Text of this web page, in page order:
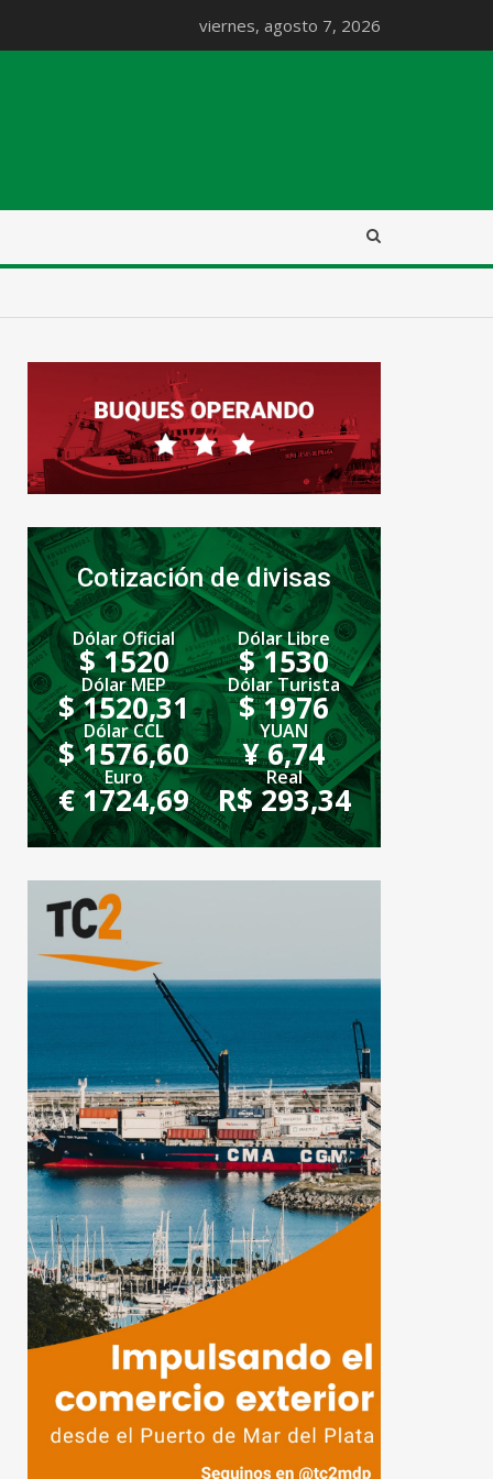
viernes, agosto 7, 2026
Cotización de divisas
Dólar Oficial
$ 1520
Dólar Libre
$ 1530
Dólar MEP
$ 1520,31
Dólar Turista
$ 1976
Dólar CCL
$ 1576,60
YUAN
¥ 6,74
Euro
€ 1724,69
Real
R$ 293,34